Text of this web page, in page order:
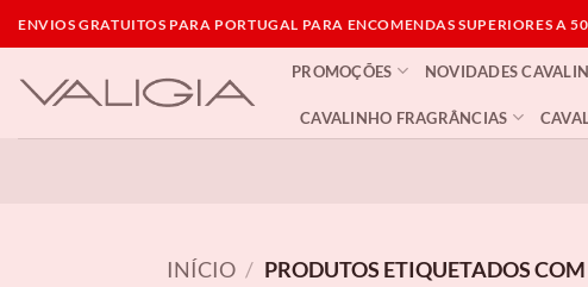
to
content
ENVIOS GRATUITOS PARA PORTUGAL PARA ENCOMENDAS SUPERIORES A
PROMOÇÕES NOVIDADES
CAVALINHO FRAGRÂNCIAS
INÍCIO / PRODUTOS ETIQUETADOS COM